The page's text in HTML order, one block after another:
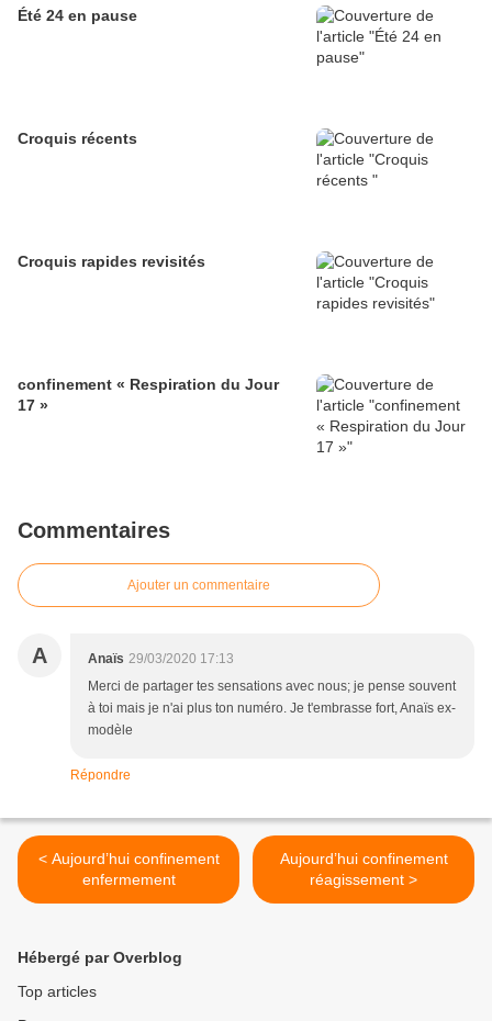
Été 24 en pause
Croquis récents
Croquis rapides revisités
confinement « Respiration du Jour
17 »
Commentaires
Ajouter un commentaire
A Anaïs 29/03/2020 17:13
Merci de partager tes sensations avec nous; je pense souvent
à toi mais je n'ai plus ton numéro. Je t'embrasse fort, Anaïs ex-
modèle
Répondre
< Aujourd’hui confinement
enfermement
Aujourd’hui confinement
réagissement >
Hébergé par Overblog
Top articles